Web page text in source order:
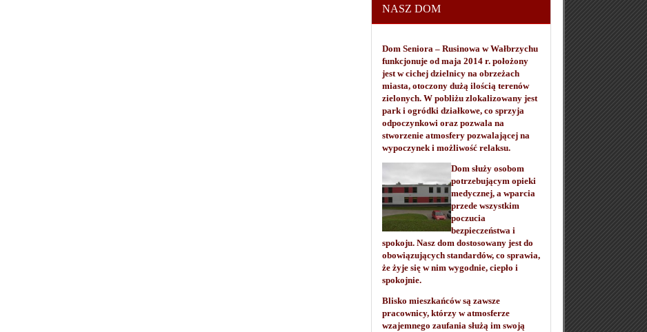
NASZ DOM
Dom Seniora – Rusinowa w Wałbrzychu
funkcjonuje od maja 2014 r. położony
jest w cichej dzielnicy na obrzeżach
miasta, otoczony dużą ilością terenów
zielonych. W pobliżu zlokalizowany jest
park i ogródki działkowe, co sprzyja
odpoczynkowi oraz pozwala na
stworzenie atmosfery pozwalającej na
wypoczynek i możliwość relaksu.
Dom służy osobom
potrzebującym opieki
medycznej, a wparcia
przede wszystkim
poczucia
bezpieczeństwa i
spokoju. Nasz dom dostosowany jest do
obowiązujących standardów, co sprawia,
że żyje się w nim wygodnie, ciepło i
spokojnie.
Blisko mieszkańców są zawsze
pracownicy, którzy w atmosferze
wzajemnego zaufania służą im swoją